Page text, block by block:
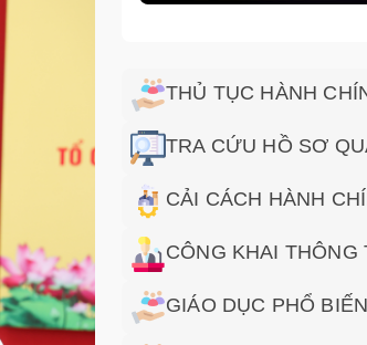
THỦ TỤC HÀNH
TRA CỨU HỒ SƠ
CẢI CÁCH HÀNH
CÔNG KHAI THÔNG
GIÁO DỤC PHỔ